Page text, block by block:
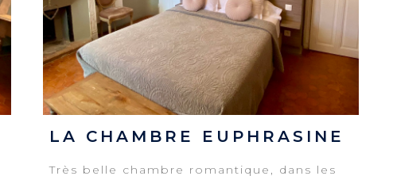
LA CHAMBRE EUPHRASINE
Très belle chambre romantique, dans les